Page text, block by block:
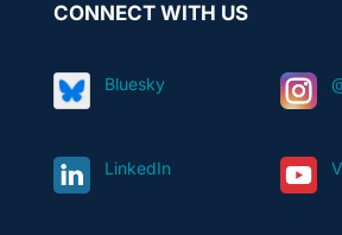
CONNECT WITH US
Bluesky
LinkedIn